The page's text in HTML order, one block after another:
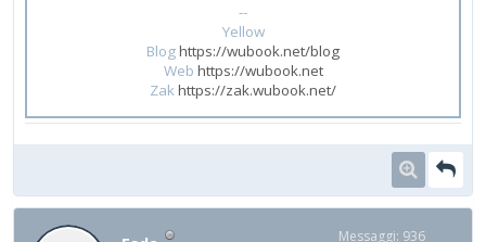
--
Yellow
Bloghttps://wubook.net/blog
Web https://wubook.net
Zak https://zak.wubook.net/
Messaggi: 936